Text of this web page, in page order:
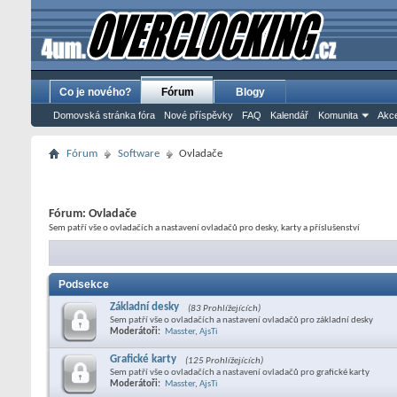
Co je nového? Fórum
Domovská stránka fóra Nové příspěvky FAQ Kalendář Komunita
Blogy
Fórum Software Ovladače
Fórum: Ovladače
Sem patří vše o ovladačích a nastavení ovladačů pro desky, karty a příslušenství
Podsekce
Základní desky
(83 Prohlížejících)
Sem patří vše o ovladačích a nastavení ovladačů pro základní desky
Moderátoři: Masster, AjsTi
Grafické karty
(125 Prohlížejících)
Sem patří vše o ovladačích a nastavení ovladačů pro grafické karty
Moderátoři: Masster, AjsTi